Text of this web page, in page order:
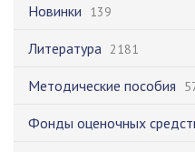
Новинки 139
Литература 2181
Методические пособия
Фонды оценочных